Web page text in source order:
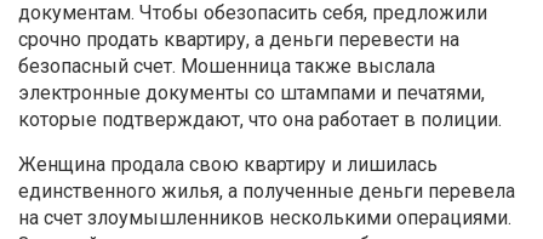
документам. Чтобы обезопасить себя, предложили
срочно продать квартиру, а деньги перевести на
безопасный счет. Мошенница также выслала
электронные документы со штампами и печатями,
которые подтверждают, что она работает в полиции.
Женщина продала свою квартиру и лишилась
единственного жилья, а полученные деньги перевела
на счет злоумышленников несколькими операциями.